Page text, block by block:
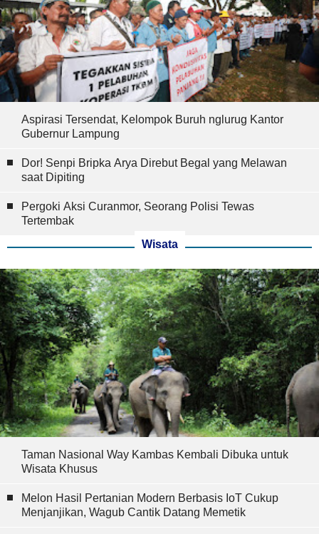
Aspirasi Tersendat, Kelompok Buruh nglurug Kantor
Gubernur Lampung
Dor! Senpi Bripka Arya Direbut Begal yang Melawan
saat Dipiting
Pergoki Aksi Curanmor, Seorang Polisi Tewas
Tertembak
Wisata
Taman Nasional Way Kambas Kembali Dibuka untuk
Wisata Khusus
Melon Hasil Pertanian Modern Berbasis IoT Cukup
Menjanjikan, Wagub Cantik Datang Memetik